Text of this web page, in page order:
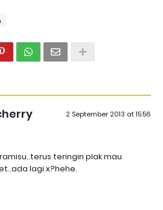
2 September 2013 at 15:56
teringin plak mau
lagi x?hehe.